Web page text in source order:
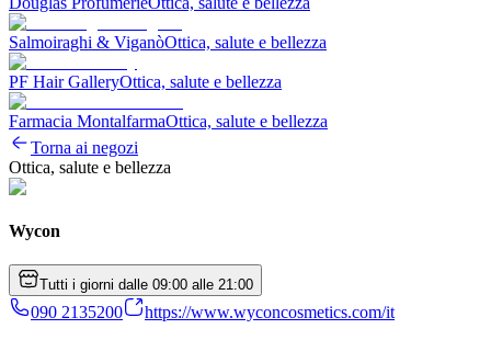
Salmoiraghi & ViganòOttica, salute e bellezza
PF Hair GalleryOttica, salute e bellezza
Farmacia MontalfarmaOttica, salute e bellezza
Torna ai negozi
Ottica, salute e bellezza
Wycon
Tutti i giorni dalle 09:00 alle 21:00
090 2135200 https://www.wyconcosmetics.com/it